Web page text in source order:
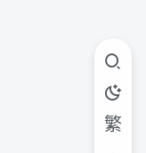
繁